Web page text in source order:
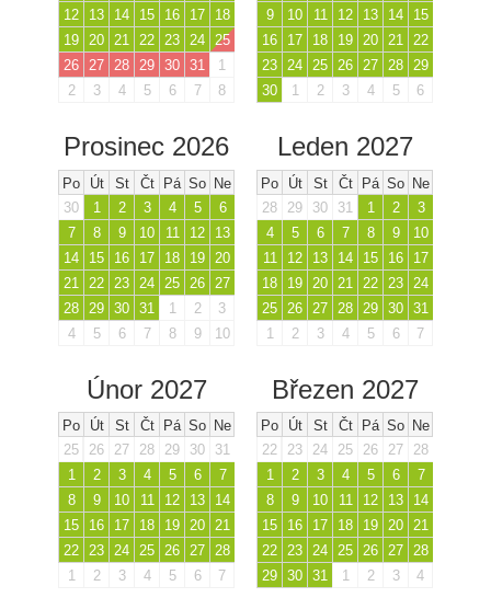
12
13 14 15 16 17
18
19 20 21 22 23 24 25
26 27 28 29 30 31
1
2
3 4 5 6 7 8
9
10 11 12 13 14
15
16
17 18 19 20 21 22
23 24 25 26 27 28 29
30
1 2 3 4 5 6
Prosinec 2026
Po Út St Čt Pá So Ne
30
1 2 3 4 5
6
7
8 9 10 11 12
13
14
15 16 17 18 19
20
21
22 23 24 25 26
27
28
29 30 31 1 2
3
4
5 6 7 8 9 10
Leden 2027
Po Út St Čt Pá So Ne
28
29 30 31 1 2
3
4
5 6 7 8 9
10
11
12 13 14 15 16
17
18
19 20 21 22 23
24
25
26 27 28 29 30 31
1
2 3 4 5 6 7
Únor 2027
Po Út St Čt Pá So Ne
25
26 27 28 29 30
31
1
2 3 4 5 6
7
8
9 10 11 12 13
14
15
16 17 18 19 20
21
22
23 24 25 26 27
28
1
2 3 4 5 6 7
Březen 2027
Po Út St Čt Pá So Ne
22
23 24 25 26 27
28
1
2 3 4 5 6
7
8
9 10 11 12 13
14
15
16 17 18 19 20
21
22
23 24 25 26 27
28
29 30 31 1 2 3 4